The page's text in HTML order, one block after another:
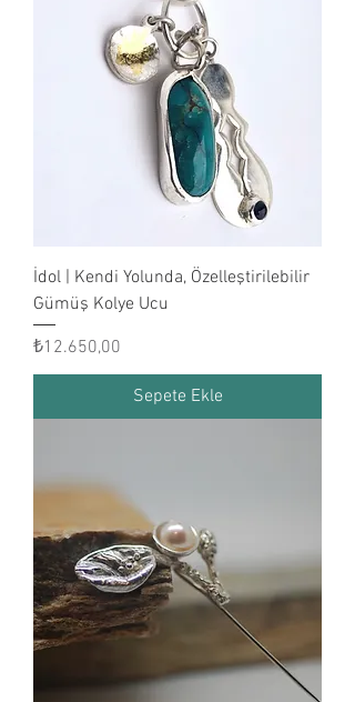
İdol | Kendi Yolunda, Özelleştirilebilir
Gümüş Kolye Ucu
Fiyat
₺12.650,00
Sepete Ekle